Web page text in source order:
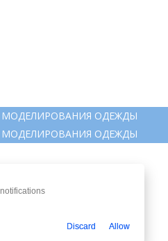
МОДЕЛИРОВАНИЯ ОДЕЖДЫ
МОДЕЛИРОВАНИЯ ОДЕЖДЫ
Discard Allow